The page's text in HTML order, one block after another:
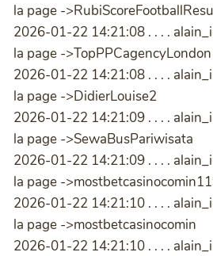
la page -
2026-01-22 14:21:08 . . . .
la page ->TopPPCagencyLondon
2026-01-22 14:21:08 . . . .
la page ->DidierLouise2
2026-01-22 14:21:09 . . . .
la page ->SewaBusPariwisata
2026-01-22 14:21:09 . . . .
la page -
2026-01-22 14:21:10 . . . .
la page ->mostbetcasinocomin
2026-01-22 14:21:10 . . . .